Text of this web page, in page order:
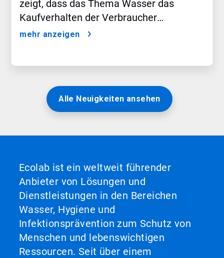
zeigt, dass das Thema Wasser das
Kaufverhalten der Verbraucher
beeinflusst
mehr anzeigen
Alle Neuigkeiten ansehen
Ecolab ist ein weltweit führender
Anbieter von Lösungen und
Dienstleistungen in den Bereichen
Wasser, Hygiene und
Infektionsprävention zum Schutz von
Menschen und lebenswichtigen
Ressourcen. Seit über einem